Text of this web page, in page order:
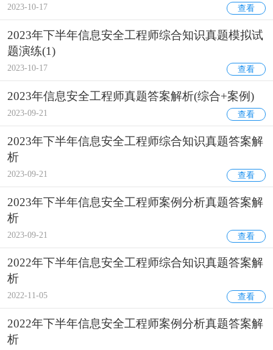
2023-10-17 查看
2023年下半年信息安全工程师综合知识真题模拟试
题演练(1)
2023-10-17 查看
2023年信息安全工程师真题答案解析(综合+案例)
2023-09-21 查看
2023年下半年信息安全工程师综合知识真题答案解
析
2023-09-21 查看
2023年下半年信息安全工程师案例分析真题答案解
析
2023-09-21 查看
2022年下半年信息安全工程师综合知识真题答案解
析
2022-11-05 查看
2022年下半年信息安全工程师案例分析真题答案解
析